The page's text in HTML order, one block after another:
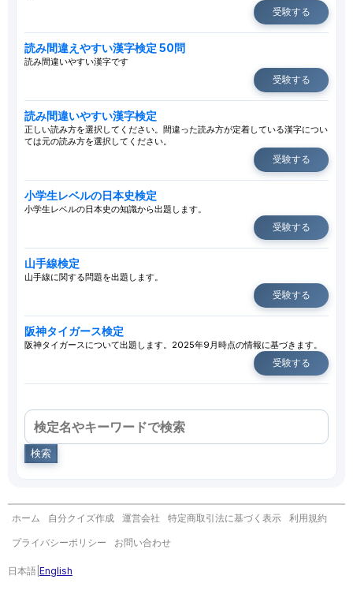
受験する
読み間違えやすい漢字検定 50問
読み間違いやすい漢字です
受験する
読み間違いやすい漢字検定
正しい読み方を選択してください。間違った読み方が定着している漢字につい
ては元の読み方を選択してください。
受験する
小学生レベルの日本史検定
小学生レベルの日本史の知識から出題します。
受験する
山手線検定
山手線に関する問題を出題します。
受験する
阪神タイガース検定
阪神タイガースについて出題します。2025年9月時点の情報に基づきます。
受験する
検索
ホーム 自分クイズ作成 運営会社 特定商取引法に基づく表示 利用規約
プライバシーポリシー お問い合わせ
日本語 English